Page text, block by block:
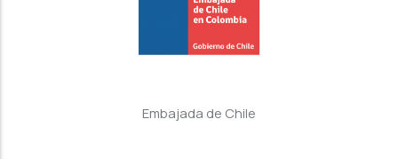
Embajada de Chile